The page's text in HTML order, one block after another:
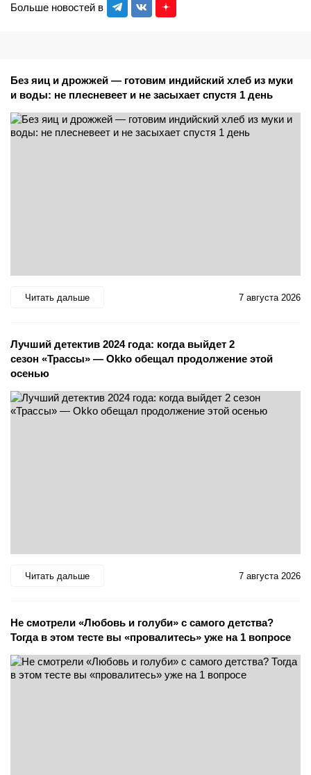
Больше новостей в
Без яиц и дрожжей — готовим индийский хлеб из муки
и воды: не плесневеет и не засыхает спустя 1 день
Читать дальше 7 августа 2026
Лучший детектив 2024 года: когда выйдет 2
сезон «Трассы» — Okko обещал продолжение этой
осенью
Читать дальше 7 августа 2026
Не смотрели «Любовь и голуби» с самого детства?
Тогда в этом тесте вы «провалитесь» уже на 1 вопросе